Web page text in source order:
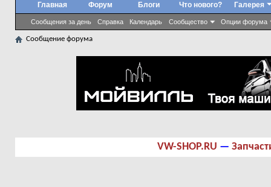
Главная Форум
Сообщения за день Справка Календарь Сообщество Опции форума
Блоги Что нового? Галерея
Сообщение форума
VW-SHOP.RU —